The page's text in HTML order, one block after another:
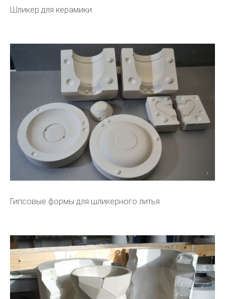
Шликер для керамики
Гипсовые формы для шликерного литья